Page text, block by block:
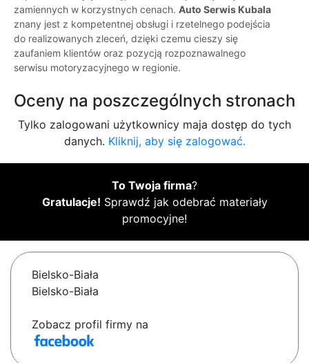
zamiennych w korzystnych cenach. Auto Serwis Kubala
znany jest z kompetentnej obsługi i rzetelnego podejścia
do realizowanych zleceń, dzięki czemu cieszy się
zaufaniem klientów oraz pozycją rozpoznawalnego
serwisu motoryzacyjnego w regionie.
Oceny na poszczególnych stronach
Tylko zalogowani użytkownicy maja dostęp do tych
danych. Kliknij, aby się zalogować.
To Twoja firma?
Gratulacje! Sprawdź jak odebrać materiały
promocyjne!
Bielsko-Biała
Bielsko-Biała
Zobacz profil firmy na